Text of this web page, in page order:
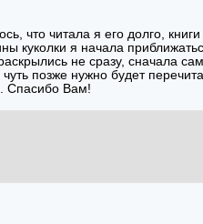
что читала я его долго,
куколки я начала
не сразу, сначала
позже нужно будет
Спасибо Вам!